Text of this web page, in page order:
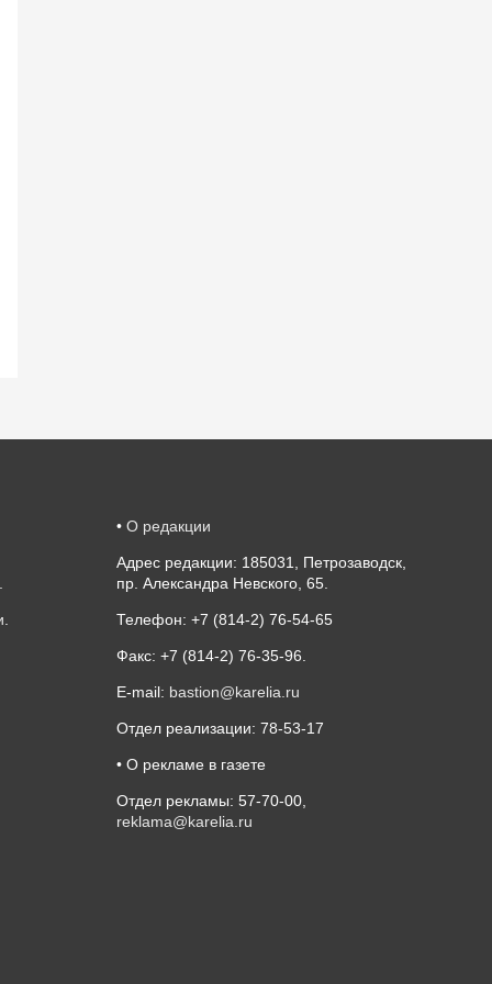
.
.
• О редакции
Адрес редакции: 185031, Петрозаводск,
пр. Александра Невского, 65.
Телефон: +7 (814-2) 76-54-65
Факс: +7 (814-2) 76-35-96.
E-mail: bastion@karelia.ru
Отдел реализации: 78-53-17
• О рекламе в газете
Отдел рекламы: 57-70-00,
reklama@karelia.ru